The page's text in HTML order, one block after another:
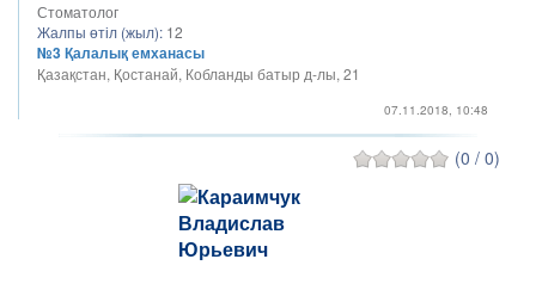
Стоматолог
Жалпы өтіл (жыл): 12
№3 Қалалық емханасы
Қазақстан, Қостанай, Кобланды батыр д-лы, 21
07.11.2018, 10:48
(0 / 0)